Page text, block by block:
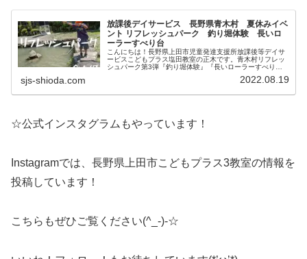
放課後デイサービス 長野県青木村 夏休みイベ
ント リフレッシュパーク 釣り堀体験 長いロ
ーラーすべり台
こんにちは！長野県上田市児童発達支援所放課後等デイサ
ービスこどもプラス塩田教室の正木です。青木村リフレッ
シュパーク第3弾『釣り堀体験』『長いローラーすべり
sjs-shioda.com 2022.08.19
☆公式インスタグラムもやっています！
Instagramでは、長野県上田市こどもプラス3教室の情報を
投稿しています！
こちらもぜひご覧ください(^_-)-☆